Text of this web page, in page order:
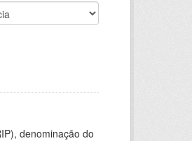
denominação do